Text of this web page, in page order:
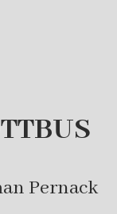
Pernack